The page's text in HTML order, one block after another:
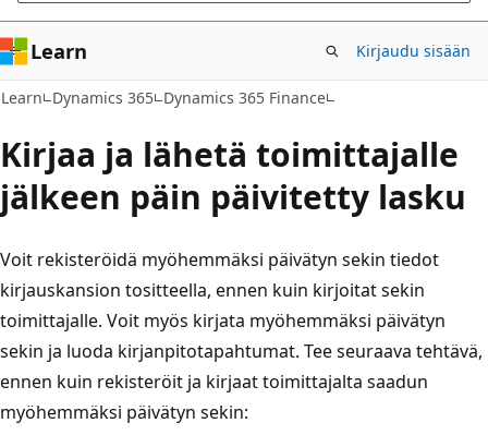
Learn Kirjaudu sisään
Learn Dynamics 365 Dynamics 365 Finance
Kirjaa ja lähetä toimittajalle
jälkeen päin päivitetty lasku
Voit rekisteröidä myöhemmäksi päivätyn sekin tiedot
kirjauskansion tositteella, ennen kuin kirjoitat sekin
toimittajalle. Voit myös kirjata myöhemmäksi päivätyn
sekin ja luoda kirjanpitotapahtumat. Tee seuraava tehtävä,
ennen kuin rekisteröit ja kirjaat toimittajalta saadun
myöhemmäksi päivätyn sekin: